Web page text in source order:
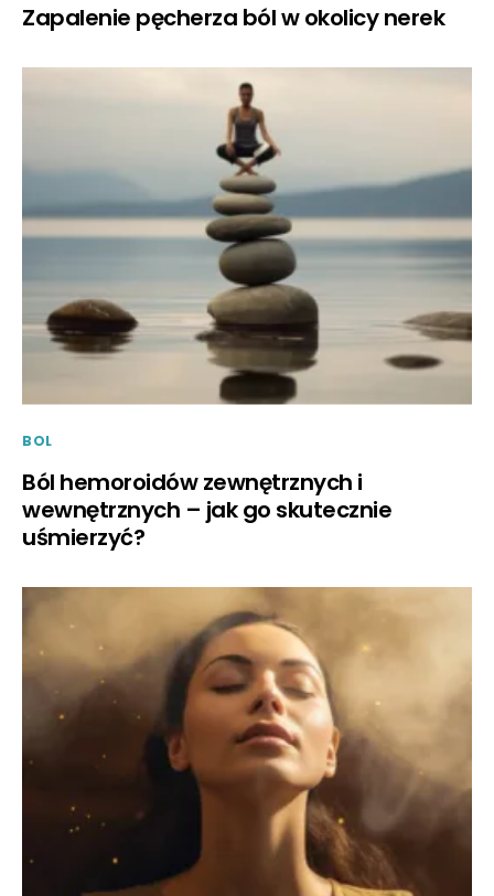
Zapalenie pęcherza ból w okolicy nerek
BOL
Ból hemoroidów zewnętrznych i
wewnętrznych – jak go skutecznie
uśmierzyć?